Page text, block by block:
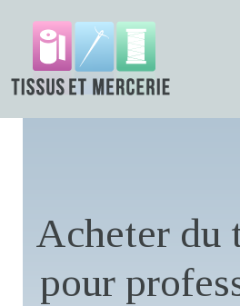
Acheter du
pour